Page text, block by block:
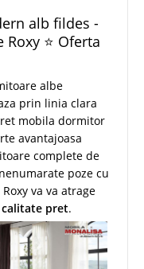
alb fildes -
⭐ Oferta
albe
prin linia clara
mobila dormitor
avantajoasa
complete de
poze cu
va va atrage
pret.